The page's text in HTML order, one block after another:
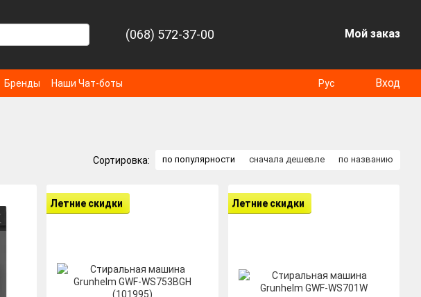
(068) 572-37-00 Мой заказ
Бренды Наши Чат-боты Рус Вход
Сортировка: по популярности сначала дешевле по названию
Летние скидки Летние скидки